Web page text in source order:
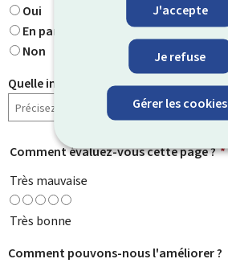
J'accepte
Je refuse
Gérer les cookies
Oui
En partie
Non
Quelle information cherchiez-vous ?
Comment évaluez-vous cette page ? *
Très mauvaise
Très bonne
Comment pouvons-nous l'améliorer ?